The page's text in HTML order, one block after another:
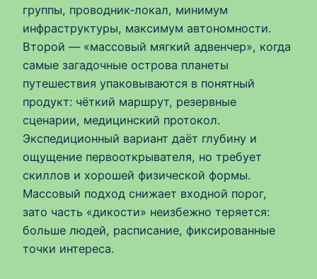
группы, проводник‑локал, минимум
инфраструктуры, максимум автономности.
Второй — «массовый мягкий адвенчер», когда
самые загадочные острова планеты
путешествия упаковываются в понятный
продукт: чёткий маршрут, резервные
сценарии, медицинский протокол.
Экспедиционный вариант даёт глубину и
ощущение первооткрывателя, но требует
скиллов и хорошей физической формы.
Массовый подход снижает входной порог,
зато часть «дикости» неизбежно теряется:
больше людей, расписание, фиксированные
точки интереса.